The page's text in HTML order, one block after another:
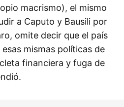
macrismo), el mismo
a Caputo y Bausili por
omite decir que el país
mismas políticas de
financiera y fuga de